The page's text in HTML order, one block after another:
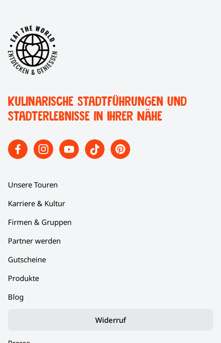
Kulinarische Stadtführungen und
Stadterlebnisse in Ihrer Nähe
Unsere Touren
Karriere & Kultur
Firmen & Gruppen
Partner werden
Gutscheine
Produkte
Blog
Widerruf